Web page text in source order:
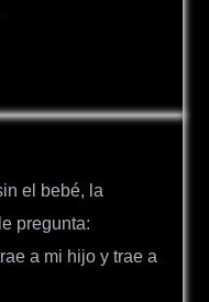
el bebé, la
pregunta:
a mi hijo y trae a